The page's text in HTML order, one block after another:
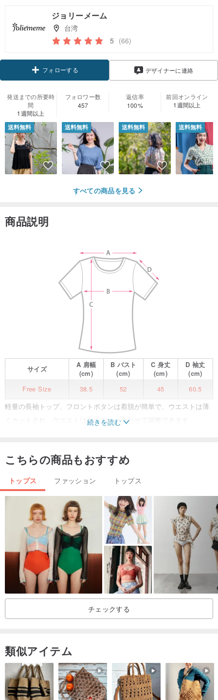
ジョリーメーム
台湾
5 (66)
フォローする デザイナーに連絡
発送までの所要時
間
1週間以上
フォロワー数
457
返信率
100%
前回オンライン
1週間以上
送料無料 送料無料 送料無料 送料無料
すべての商品を見る
商品説明
サイズ A 肩幅
(cm)
B バスト
(cm)
C 身丈
(cm)
D袖丈
(cm)
Free Size
38.5 52 45 60.5
軽量の長袖トップ、フロントボタンは着脱が簡単で、ウエストは薄
くカットされ、ウエストはウエストに合わせて調整できます。
軽量で快適で通気性のある
続きを読む
こちらの商品もおすすめ
トップス ファッション トップス
チェックする
類似アイテム